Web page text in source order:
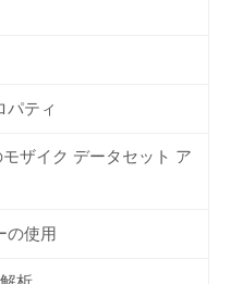
パティ
ザイク データセット ア
の使用